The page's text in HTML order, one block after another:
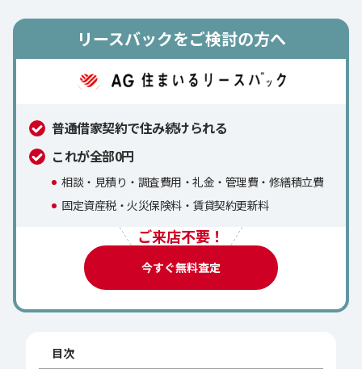
リースバックをご検討の方へ
普通借家契約で住み続けられる
これが全部0円
相談・見積り・調査費用・礼金・管理費・修繕積立費
固定資産税・火災保険料・賃貸契約更新料
ご来店不要！
今すぐ無料査定
目次